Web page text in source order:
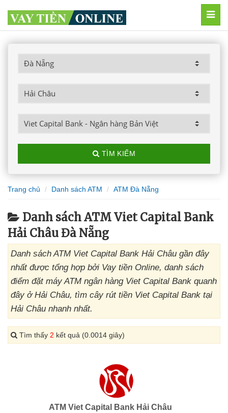
TÌM KIẾM
Trang chủ Danh sách ATM ATM Đà Nẵng
Danh sách ATM Viet Capital Bank
Hải Châu Đà Nẵng
Danh sách ATM Viet Capital Bank Hải Châu gần đây
nhất được tổng hợp bởi Vay tiền Online, danh sách
điểm đặt máy ATM ngân hàng Viet Capital Bank quanh
đây ở Hải Châu, tìm cây rút tiền Viet Capital Bank tại
Hải Châu nhanh nhất.
Tìm thấy 2 kết quả (0.0014 giây)
ATM Viet Capital Bank Hải Châu